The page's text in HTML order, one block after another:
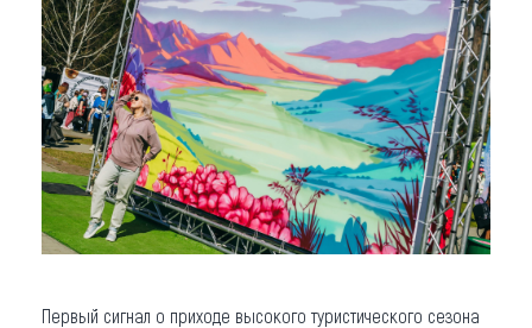
Первый сигнал о приходе высокого туристического сезона